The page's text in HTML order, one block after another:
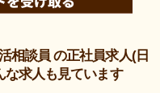
相談員 の正社員求人(日
な求人も見ています